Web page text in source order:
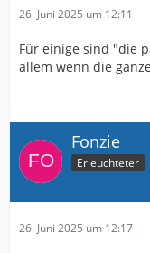
26. Juni 2025 um 12:11
Für einige sind "die
allem wenn die
Fonzie
Erleuchteter
26. Juni 2025 um 12:17